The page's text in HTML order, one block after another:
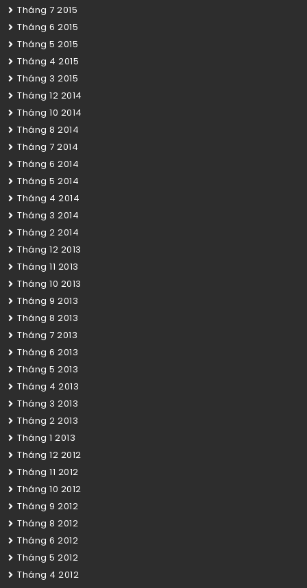
Tháng 7 2015
Tháng 6 2015
Tháng 5 2015
Tháng 4 2015
Tháng 3 2015
Tháng 12 2014
Tháng 10 2014
Tháng 8 2014
Tháng 7 2014
Tháng 6 2014
Tháng 5 2014
Tháng 4 2014
Tháng 3 2014
Tháng 2 2014
Tháng 12 2013
Tháng 11 2013
Tháng 10 2013
Tháng 9 2013
Tháng 8 2013
Tháng 7 2013
Tháng 6 2013
Tháng 5 2013
Tháng 4 2013
Tháng 3 2013
Tháng 2 2013
Tháng 1 2013
Tháng 12 2012
Tháng 11 2012
Tháng 10 2012
Tháng 9 2012
Tháng 8 2012
Tháng 6 2012
Tháng 5 2012
Tháng 4 2012